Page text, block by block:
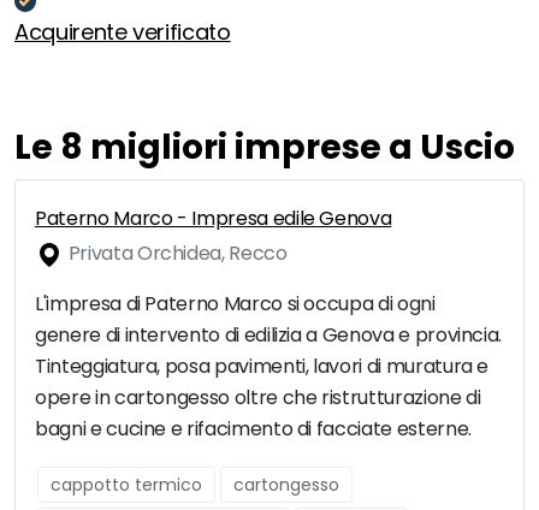
Acquirente verificato
Le 8 migliori imprese a Uscio
Paterno Marco - Impresa edile Genova
Privata Orchidea, Recco
L'impresa di Paterno Marco si occupa di ogni
genere di intervento di edilizia a Genova e provincia.
Tinteggiatura, posa pavimenti, lavori di muratura e
opere in cartongesso oltre che ristrutturazione di
bagni e cucine e rifacimento di facciate esterne.
cappotto termico
cartongesso